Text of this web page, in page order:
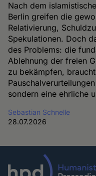
Nach dem
Berlin greifen die
Relativierung,
Spekulationen. Doch
des Problems: die
Ablehnung der freien
zu bekämpfen,
sondern eine ehrliche
Sebastian Schnelle
28.07.2026